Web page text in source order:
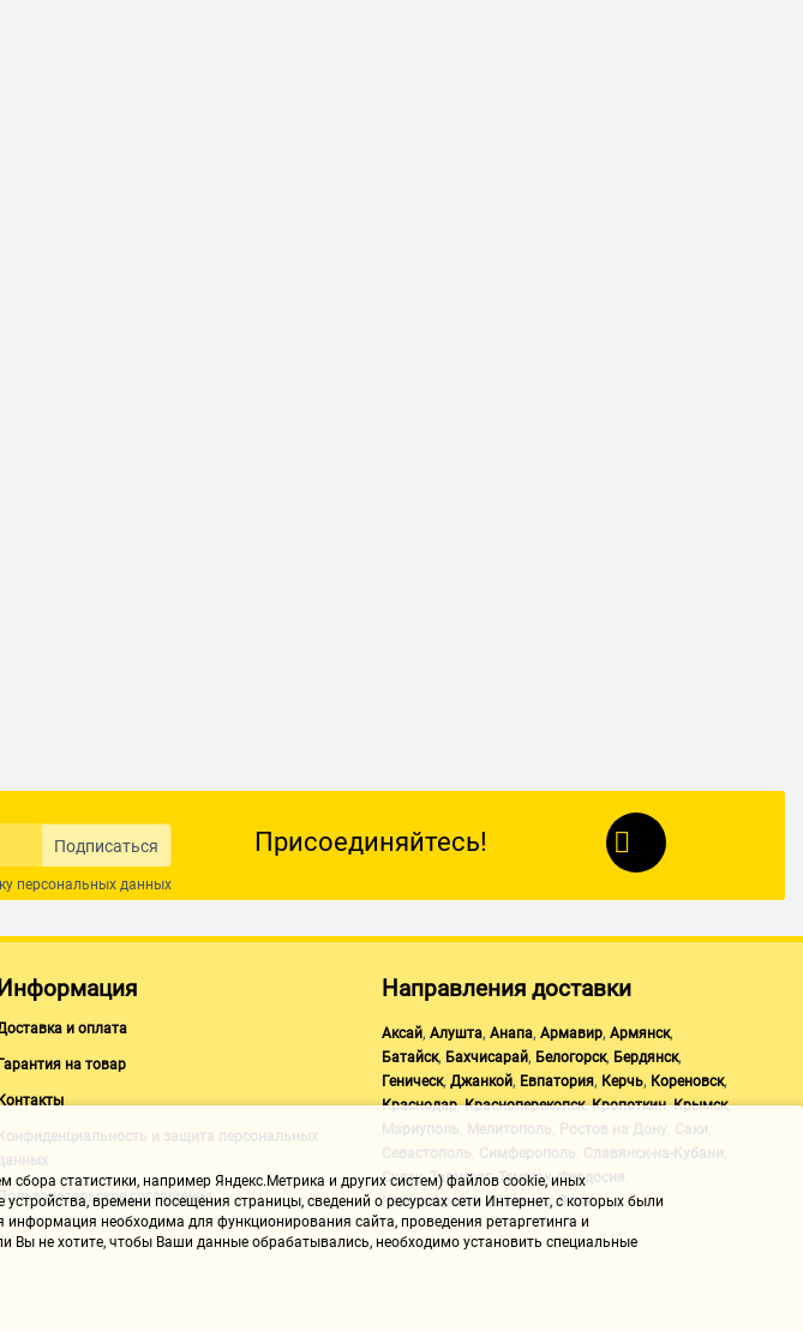
Подписаться
персональных данных
Присоединяйтесь!
Информация
и оплата
Гарантия на товар
Контакты
Конфиденциальность и защита персональных
соглашение
Направления доставки
Аксай, Алушта, Анапа, Армавир, Армянск,
Батайск, Бахчисарай, Белогорск, Бердянск,
Геническ, Джанкой, Евпатория, Керчь, Кореновск,
Краснодар,Красноперекопск,Кропоткин,Крымск,
Мариуполь Мелитополь Ростов на Дону Саки
Севастополь Симферополь Славянск-на-Кубани
Судак,Таганрог,Темрюк,Феодосия
Черноморское ,Щелкино,Ялта
статистики, например Яндекс.Метрика и других систем) файлов cookie, иных
времени посещения страницы, сведений о ресурсах сети Интернет, с которых были
необходима для функционирования сайта, проведения ретаргетинга и
Вы не хотите, чтобы Ваши данные обрабатывались, необходимо установить специальные